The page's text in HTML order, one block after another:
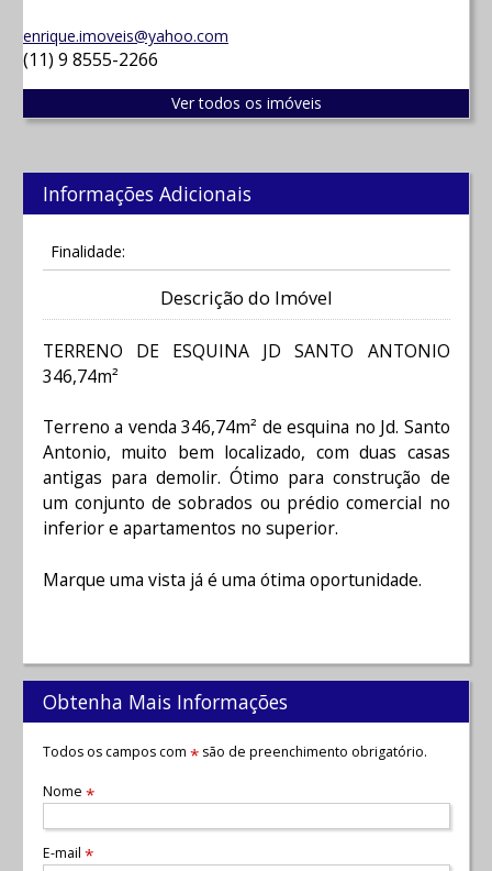
enrique.imoveis@yahoo.com
(11) 9 8555-2266
Ver todos os imóveis
Informações Adicionais
Finalidade:
Descrição do Imóvel
TERRENO DE ESQUINA JD SANTO ANTONIO
346,74m²
Terreno a venda 346,74m² de esquina no Jd. Santo
Antonio, muito bem localizado, com duas casas
antigas para demolir. Ótimo para construção de
um conjunto de sobrados ou prédio comercial no
inferior e apartamentos no superior.
Marque uma vista já é uma ótima oportunidade.
Obtenha Mais Informações
Todos os campos com *são de preenchimento obrigatório.
Nome *
E-mail *